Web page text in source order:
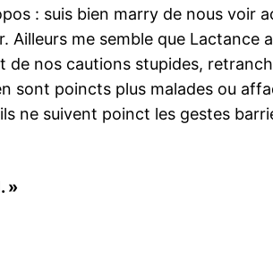
: suis bien marry de nous voir
me semble que Lactance
de nos cautions stupides,
sont poincts plus malades ou
ne suivent poinct les gestes
»